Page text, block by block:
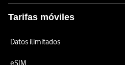
Tarifas móviles
Datos ilimitados
eSIM